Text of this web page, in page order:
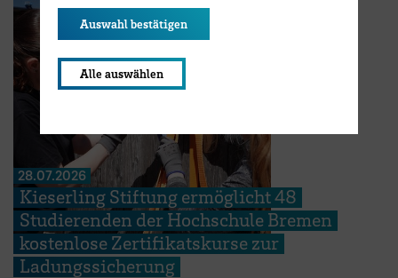
28.07.2026
Kieserling Stiftung ermöglicht 48
Studierenden der Hochschule Bremen
kostenlose Zertifikatskurse zur
Ladungssicherung
Auswahl bestätigen
Alle auswählen